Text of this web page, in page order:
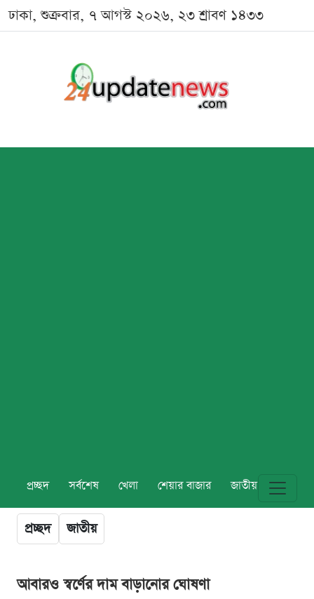
ঢাকা, শুক্রবার, ৭ আগস্ট ২০২৬, ২৩ শ্রাবণ ১৪৩৩
প্রচ্ছদ সর্বশেষ খেলা শেয়ার বাজার জাতীয় বিশ্ব
প্রচ্ছদ জাতীয়
আবারও স্বর্ণের দাম বাড়ানোর ঘোষণা